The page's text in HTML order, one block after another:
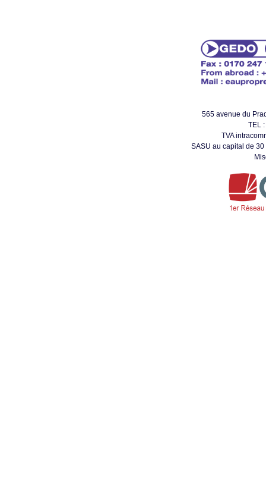
565 avenue du
TEL
TVA
SASU au capital de